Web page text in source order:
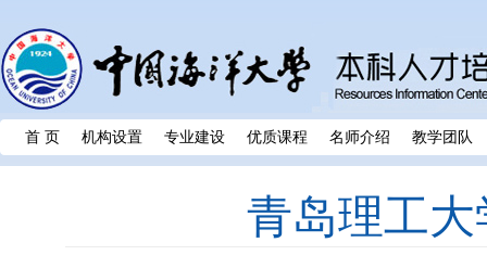
首 页 机构设置 专业建设 优质课程 名师介绍 教学团队
青岛理工